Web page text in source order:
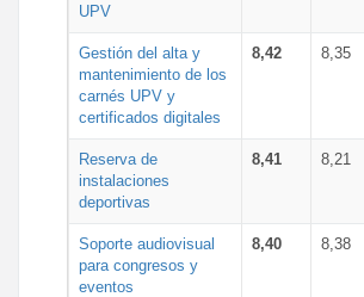
UPV
Gestión del alta y
mantenimiento de los
carnés UPV y
certificados digitales
8,42 8,35
Reserva de
instalaciones
deportivas
8,41 8,21
Soporte audiovisual
para congresos y
eventos
8,40 8,38